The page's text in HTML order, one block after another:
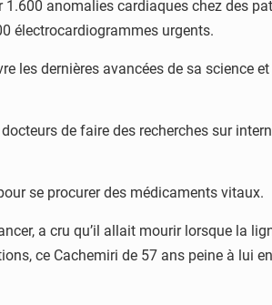
anomalies cardiaques chez des
électrocardiogrammes urgents.
les dernières avancées de sa science et
de faire des recherches sur
se procurer des médicaments vitaux.
a cru qu’il allait mourir lorsque la
ce Cachemiri de 57 ans peine à lui